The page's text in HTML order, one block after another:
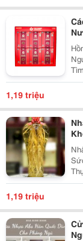
Nhất
1,19 triệu
1,19 triệu